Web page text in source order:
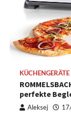
KÜCHENGERÄTE
perfekte
Aleksej